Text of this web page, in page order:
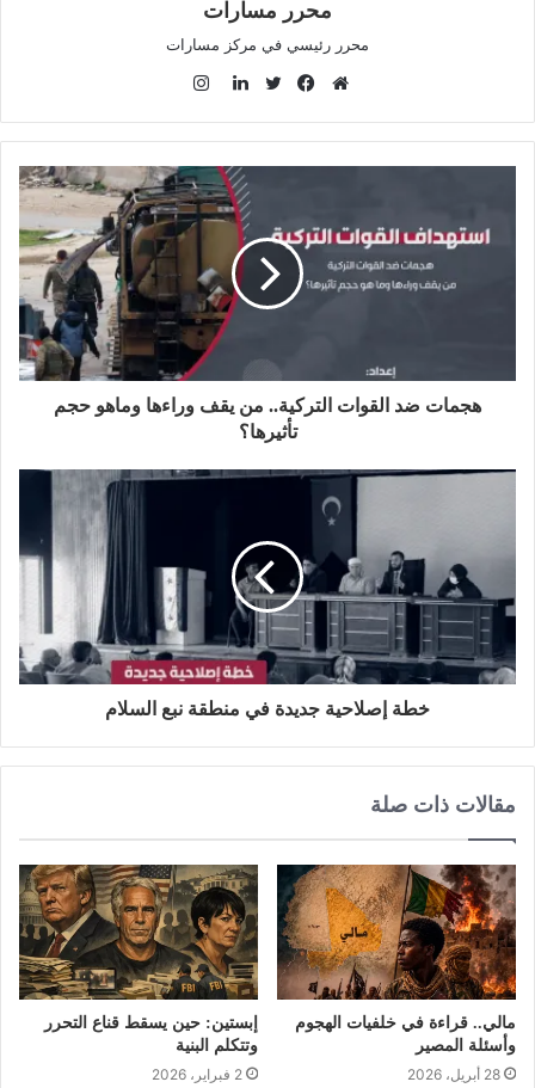
محرر مسارات
محرر رئيسي في مركز مسارات
و
ق
ا
ل
و
ي
س
و
ك
و
ي
ي
ن
ك
د
إ
ن
س
ت
ق
ر
هجمات ضد القوات التركية.. من يقف وراءها وماهو حجم
تأثيرها؟
خطة إصلاحية جديدة في منطقة نبع السلام
مقالات ذات صلة
مالي.. قراءة في خلفيات الهجوم
وأسئلة المصير
28 أبريل، 2026
إبستين: حين يسقط قناع التحرر
وتتكلم البنية
2 فبراير، 2026